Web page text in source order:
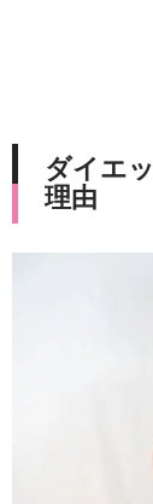
ダイエ
理由